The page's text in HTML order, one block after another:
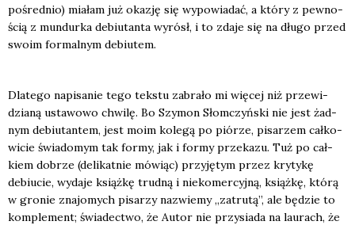
pośred­nio) mia­łam już oka­zję się wypo­wia­dać, a któ­ry z pew­no­
ścią z mun­dur­ka debiu­tan­ta wyrósł, i to zda­je się na dłu­go przed
swo­im for­mal­nym debiu­tem.
Dla­te­go napi­sa­nie tego tek­stu zabra­ło mi wię­cej niż prze­wi­
dzia­ną usta­wo­wo chwi­lę. Bo Szy­mon Słom­czyń­ski nie jest żad­
nym debiu­tan­tem, jest moim kole­gą po pió­rze, pisa­rzem cał­ko­
wi­cie świa­do­mym tak for­my, jak i for­my prze­ka­zu. Tuż po cał­
kiem dobrze (deli­kat­nie mówiąc) przy­ję­tym przez kry­ty­kę
debiu­cie, wyda­je książ­kę trud­ną i nie­ko­mer­cyj­ną, książ­kę, któ­rą
w gro­nie zna­jo­mych pisa­rzy nazwie­my „zatru­tą”, ale będzie to
kom­ple­ment; świa­dec­two, że Autor nie przy­sia­da na lau­rach, że